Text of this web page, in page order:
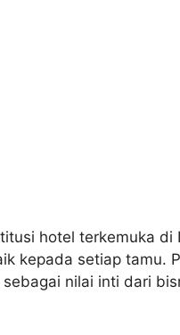
hotel terkemuka
kepada setiap tamu.
nilai inti dari